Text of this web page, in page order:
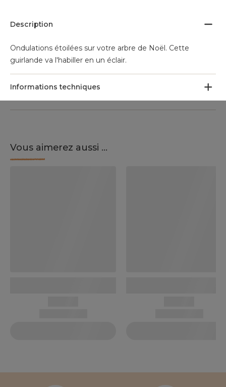
Description
Ondulations étoilées sur votre arbre de Noël. Cette
guirlande va l'habiller en un éclair.
Informations techniques
Vous aimerez aussi ...